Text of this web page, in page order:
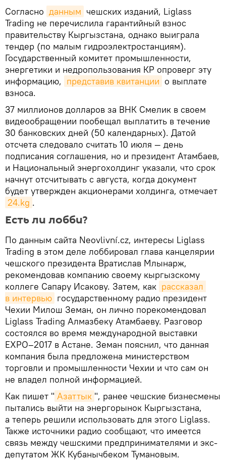
Согласно данным чешских изданий, Liglass
Trading не перечислила гарантийный взнос
правительству Кыргызстана, однако выиграла
тендер (по малым гидроэлектростанциям).
Государственный комитет промышленности,
энергетики и недропользования КР опроверг эту
информацию, представив квитанции о выплате
взноса.
37 миллионов долларов за ВНК Смелик в своем
видеообращении пообещал выплатить в течение
30 банковских дней (50 календарных). Датой
отсчета следовало считать 10 июля — день
подписания соглашения, но и президент Атамбаев,
и Национальный энергохолдинг указали, что срок
начнут отсчитывать с августа, когда документ
будет утвержден акционерами холдинга, отмечает
24.kg .
Есть ли лобби?
По данным сайта Neovlivní.cz, интересы Liglass
Trading в этом деле лоббировал глава канцелярии
чешского президента Вратислав Млынарж,
рекомендовав компанию своему кыргызскому
коллеге Сапару Исакову. Затем, как рассказал
в интервью государственному радио президент
Чехии Милош Земан, он лично порекомендовал
Liglass Trading Алмазбеку Атамбаеву. Разговор
состоялся во время международной выставки
EXPO–2017 в Астане. Земан пояснил, что данная
компания была предложена министерством
торговли и промышленности Чехии и что сам он
не владел полной информацией.
Как пишет " Азаттык ", ранее чешские бизнесмены
пытались выйти на энергорынок Кыргызстана,
а теперь решили использовать для этого Liglass.
Также источники радио сообщают, что имеется
связь между чешскими предпринимателями и экс-
депутатом ЖК Кубанычбеком Тумановым.